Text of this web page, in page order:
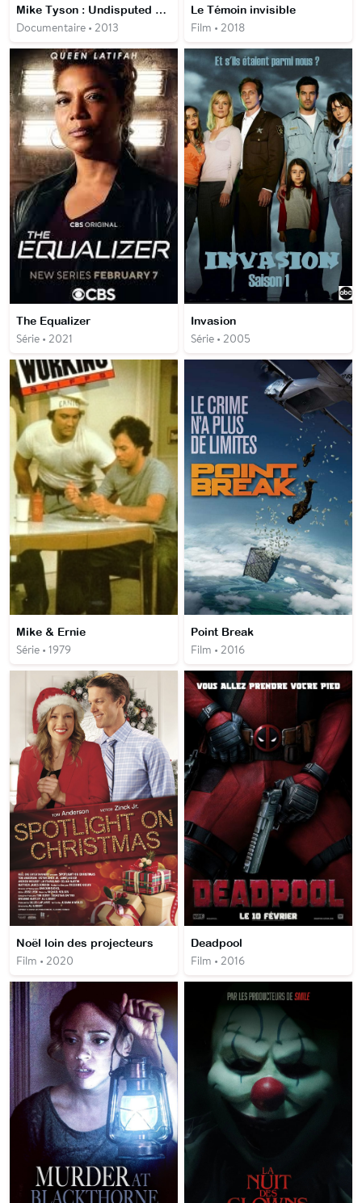
Mike Tyson : Undisputed Truth
Documentaire • 2013
Le Témoin invisible
Film • 2018
The Equalizer
Série • 2021
Invasion
Série • 2005
Mike & Ernie
Série • 1979
Point Break
Film • 2016
Noël loin des projecteurs
Film • 2020
Deadpool
Film • 2016